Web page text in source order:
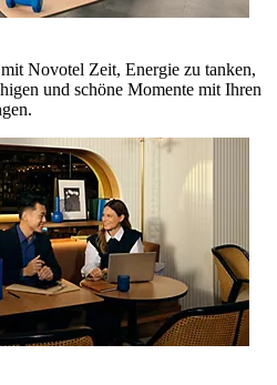
Novotel Zeit, Energie zu tanken,
und schöne Momente mit Ihren